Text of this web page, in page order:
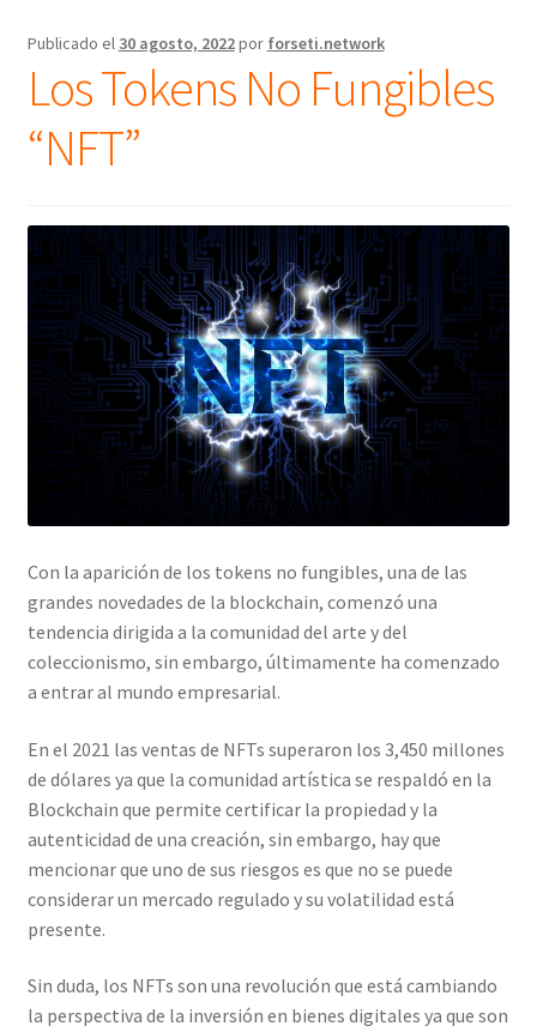
Publicado el 30 agosto, 2022por forseti.network
Los Tokens No Fungibles
“NFT”
Con la aparición de los tokens no fungibles, una de las
grandes novedades de la blockchain, comenzó una
tendencia dirigida a la comunidad del arte y del
coleccionismo, sin embargo, últimamente ha comenzado
a entrar al mundo empresarial.
En el 2021 las ventas de NFTs superaron los 3,450 millones
de dólares ya que la comunidad artística se respaldó en la
Blockchain que permite certificar la propiedad y la
autenticidad de una creación, sin embargo, hay que
mencionar que uno de sus riesgos es que no se puede
considerar un mercado regulado y su volatilidad está
presente.
Sin duda, los NFTs son una revolución que está cambiando
la perspectiva de la inversión en bienes digitales ya que son